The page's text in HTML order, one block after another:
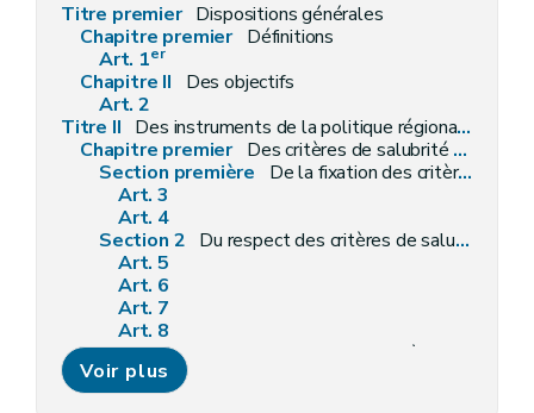
Titre premier Dispositions générales
Chapitre premier Définitions
Art. 1er
Chapitre II
Des objectifs
Art. 2
Titre II Des instruments de la politique régionale du logement
Chapitre premier Des critères de salubrité des logements
Section première
De la fixation des critères de salubrité
Art. 3
Art. 4
Section 2 Du respect des critères de salubrité
Art. 5
Art. 6
Art. 7
Art. 8
Section 3
Des prescriptions particulières aux logements collectifs et aux petits logements individuels, loués ou mis en location à titre de résidence principale
Art. 9
Art. 10
Voir plus